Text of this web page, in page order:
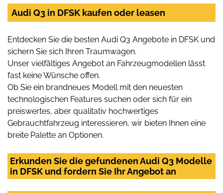
Audi Q3 in DFSK kaufen oder leasen
Entdecken Sie die besten Audi Q3 Angebote in DFSK und
sichern Sie sich Ihren Traumwagen.
Unser vielfältiges Angebot an Fahrzeugmodellen lässt
fast keine Wünsche offen.
Ob Sie ein brandneues Modell mit den neuesten
technologischen Features suchen oder sich für ein
preiswertes, aber qualitativ hochwertiges
Gebrauchtfahrzeug interessieren, wir bieten Ihnen eine
breite Palette an Optionen.
Erkunden Sie die gefundenen Audi Q3 Modelle
in DFSK und fordern Sie Ihr Angebot an